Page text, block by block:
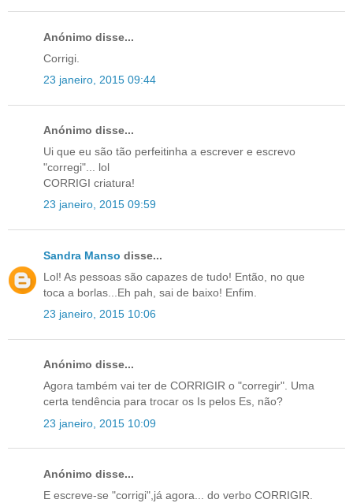
Anónimo disse...
Corrigi.
23 janeiro, 2015 09:44
Anónimo disse...
Ui que eu são tão perfeitinha a escrever e escrevo
"corregi"... lol
CORRIGI criatura!
23 janeiro, 2015 09:59
Sandra Manso disse...
Lol! As pessoas são capazes de tudo! Então, no que
toca a borlas...Eh pah, sai de baixo! Enfim.
23 janeiro, 2015 10:06
Anónimo disse...
Agora também vai ter de CORRIGIR o "corregir". Uma
certa tendência para trocar os Is pelos Es, não?
23 janeiro, 2015 10:09
Anónimo disse...
E escreve-se "corrigi",já agora... do verbo CORRIGIR.